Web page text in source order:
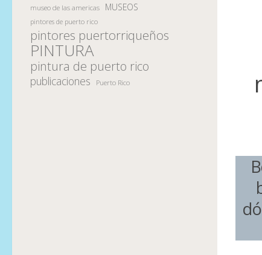
museo de las americas MUSEOS
pintores de puerto rico
pintores puertorriqueños
PINTURA
pintura de puerto rico
publicaciones Puerto Rico